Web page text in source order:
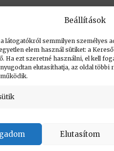
Beállítások
látogatókról semmilyen személyes
elem használ sütiket: a
Ha ezt szeretné használni, el kell
elutasíthatja, az oldal többi
Elutasítom
Vissza a lap